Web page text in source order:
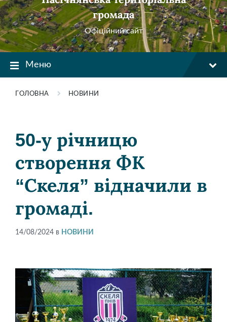
громада
Офіційний сайт
Меню
ГОЛОВНА НОВИНИ
50-у річницю
створення ФК
“Скеля” відначили в
громаді.
14/08/2024 в НОВИНИ